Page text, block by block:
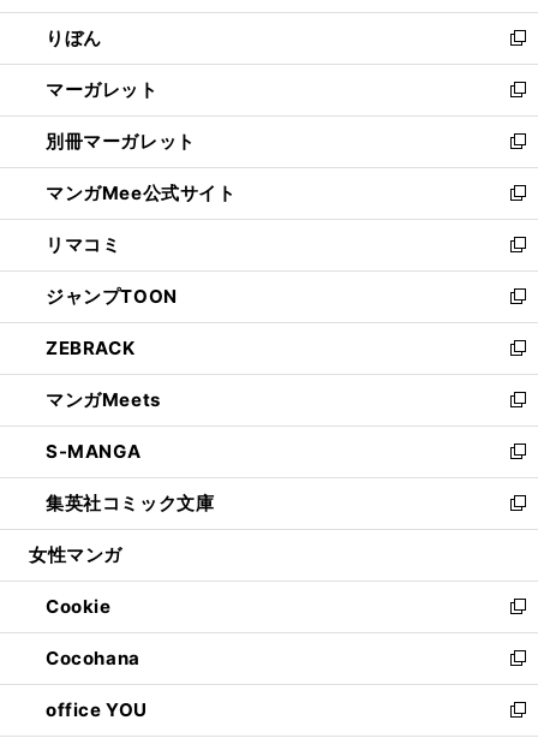
開
く
ウ
で
開
く
ン
ド
ウ
で
開
く
ウ
ィ
ン
ド
ウ
で
開
く
りぼん
新
し
い
ウ
ィ
ン
ド
ウ
で
開
く
マーガレット
新
し
い
ウ
ィ
ン
ド
ウ
で
開
く
別冊マーガレット
新
し
い
ウ
ィ
ン
ド
ウ
で
開
く
マンガMee公式サイト
新
し
い
ウ
ィ
ン
ド
ウ
で
開
く
リマコミ
新
し
い
ウ
ィ
ン
ド
ウ
で
開
く
ジャンプTOON
新
し
い
ウ
ィ
ン
ド
ウ
で
開
ZEBRACK
新
し
い
ウ
ィ
ン
ド
ウ
開
く
マンガMeets
新
し
い
ウ
ィ
ン
ウ
で
開
く
S-MANGA
新
し
い
ウ
ン
ド
ウ
で
開
く
集英社コミック文庫
新
し
ウ
ィ
ン
ド
ウ
で
開
女性マンガ
Cookie
新
し
い
ウ
ィ
ン
Cocohana
新
し
い
ウ
office YOU
新
し